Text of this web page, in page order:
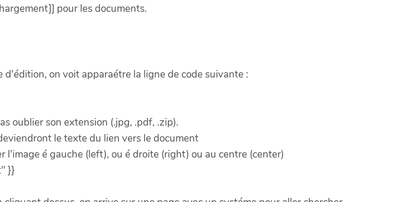
pour les documents.
on voit apparaétre la ligne de code suivante :
oublier son extension (.jpg, .pdf, .zip).
le texte du lien vers le document
é gauche (left), ou é droite (right) ou au centre (center)
}}